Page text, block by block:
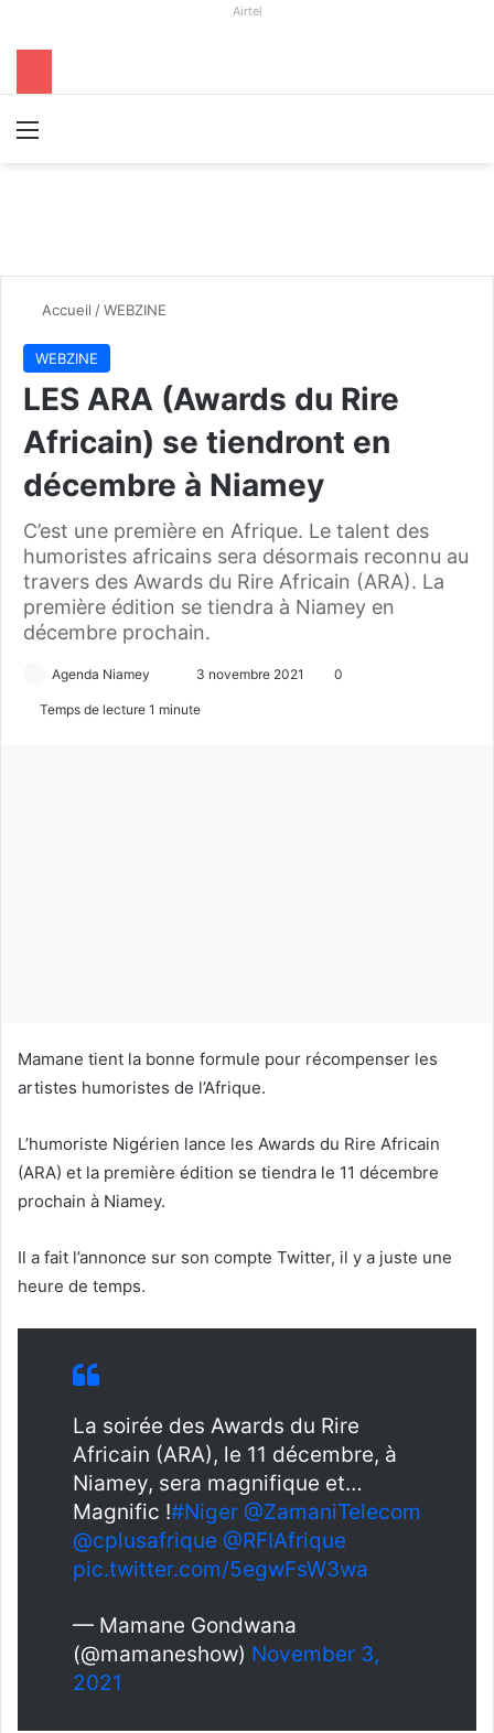
Airtel
Accueil /WEBZINE
WEBZINE
LES ARA (Awards du Rire
Africain) se tiendront en
décembre à Niamey
C’est une première en Afrique. Le talent des
humoristes africains sera désormais reconnu au
travers des Awards du Rire Africain (ARA). La
première édition se tiendra à Niamey en
décembre prochain.
Agenda Niamey
n
l
3 novembre 2021 0
Temps de lecture 1 minute
Mamane tient la bonne formule pour récompenser les
artistes humoristes de l’Afrique.
L’humoriste Nigérien lance les Awards du Rire Africain
(ARA) et la première édition se tiendra le 11 décembre
prochain à Niamey.
Il a fait l’annonce sur son compte Twitter, il y a juste une
heure de temps.
La soirée des Awards du Rire
Africain (ARA), le 11 décembre, à
Niamey, sera magnifique et…
Magnific !#Niger @ZamaniTelecom
@cplusafrique @RFIAfrique
pic.twitter.com/5egwFsW3wa
— Mamane Gondwana
(@mamaneshow) November 3,
2021